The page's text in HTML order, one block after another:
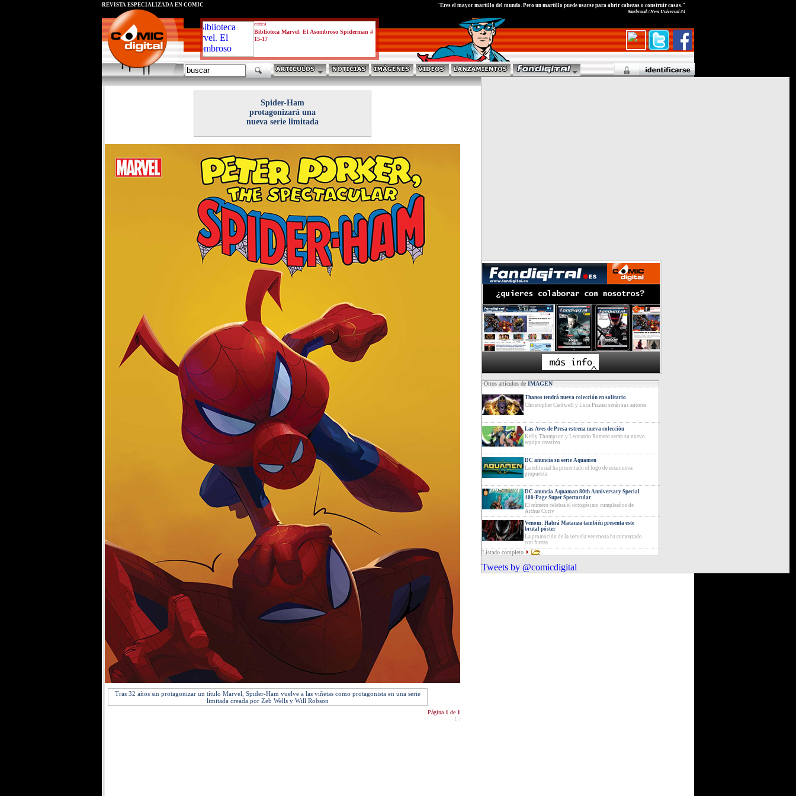
critica
Biblioteca Marvel. El Asombroso Spiderman #
15-17
REVISTA ESPECIALIZADA EN CÓMIC "Eres el mayor martillo del mundo. Pero un martillo puede usarse para abrir cabezas o construir casas."
Starbrand / New Universal #4
Spider-Ham
protagonizará una
nueva serie limitada
Tras 32 años sin protagonizar un título Marvel, Spider-Ham vuelve a las viñetas como protagonista en una serie
limitada creada por Zeb Wells y Will Robson
Página 1 de 1
1
·Otros artículos deIMAGEN
Thanos tendrá nueva colección en solitario
Christopher Cantwell y Luca Pizzari serán sus autores
Las Aves de Presa estrena nueva colección
Kelly Thompson y Leonardo Romero serán su nuevo
equipo creativo
DC anuncia su serie Aquamen
La editorial ha presentado el logo de esta nueva
propuesta
DC anuncia Aquaman 80th Anniversary Special
100-Page Super Spectacular
El número celebra el octogésimo cumpleaños de
Arthur Curry
Venom: Habrá Matanza también presenta este
brutal póster
La promoción de la secuela venenosa ha comenzado
con fuerza
Listado completo
Tweets by @comicdigital